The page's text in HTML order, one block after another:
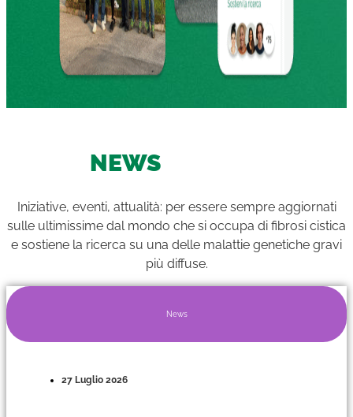
NEWS
Iniziative, eventi, attualità: per essere sempre aggiornati
sulle ultimissime dal mondo che si occupa di fibrosi cistica
e sostiene la ricerca su una delle malattie genetiche gravi
più diffuse.
News
27 Luglio 2026